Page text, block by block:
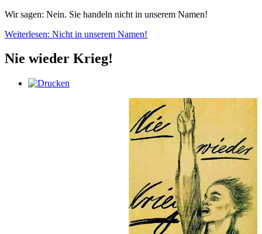
Wir sagen: Nein. Sie handeln nicht in unserem Namen!
Weiterlesen: Nicht in unserem Namen!
Nie wieder Krieg!